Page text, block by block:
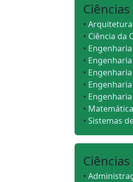
Ciências
•
• Ciência da
• Engenharia
•
•
•
•
• Matemática
• Sistemas
Ciências
•